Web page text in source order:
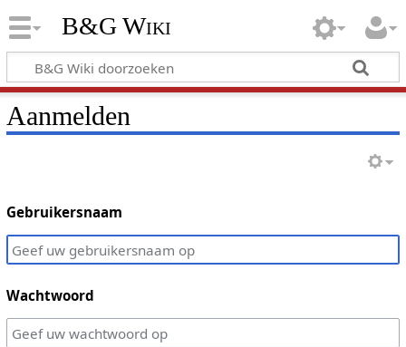
B&G Wiki
Aanmelden
Gebruikersnaam
Wachtwoord